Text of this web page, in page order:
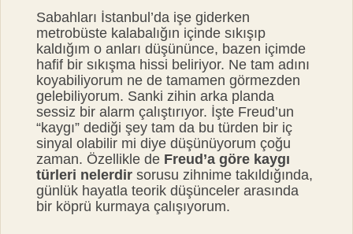
Sabahları İstanbul’da işe giderken
metrobüste kalabalığın içinde sıkışıp
kaldığım o anları düşününce, bazen içimde
hafif bir sıkışma hissi beliriyor. Ne tam adını
koyabiliyorum ne de tamamen görmezden
gelebiliyorum. Sanki zihin arka planda
sessiz bir alarm çalıştırıyor. İşte Freud’un
“kaygı” dediği şey tam da bu türden bir iç
sinyal olabilir mi diye düşünüyorum çoğu
zaman. Özellikle de Freud’a göre kaygı
türleri nelerdir sorusu zihnime takıldığında,
günlük hayatla teorik düşünceler arasında
bir köprü kurmaya çalışıyorum.